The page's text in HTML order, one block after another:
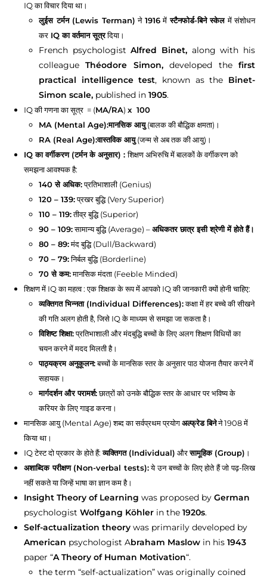
IQ का विचार दिया था।
लुईस टर्मन (Lewis Terman) ने 1916मेंस्टैनफोर्ड-बिने स्केलमें संशोधन
कर IQ का वर्तमान सूत्रदिया।
French psychologistAlfred Binet, along with his
colleagueThéodore Simon,developed thefirst
practical intelligence test, known as the Binet-
Simon scale, published in 1905.
IQ की गणना का सूत्र = (MA/RA) x 100
MA (Mental Age):मानसिक आयु(बालक की बौद्धिक क्षमता)।
RA (Real Age):वास्तविक आयु(जन्म से अब तक की आयु)।
IQ का वर्गीकरण (टर्मन के अनुसार) :शिक्षण अभिरुचि में बालकों के वर्गीकरण को
समझना आवश्यक है:
140 से अधिक:प्रतिभाशाली (Genius)
120 – 139:प्रखर बुद्धि (Very Superior)
110 – 119:तीव्र बुद्धि (Superior)
90 – 109:सामान्य बुद्धि (Average) –अधिकतर छात्र इसी श्रेणी में होते हैं।
80 – 89:मंद बुद्धि (Dull/Backward)
70 – 79:निर्बल बुद्धि (Borderline)
70 से कम:मानसिक मंदता (Feeble Minded)
शिक्षण में IQ का महत्व : एक शिक्षक के रूप में आपको IQ की जानकारी क्यों होनी चाहिए:
व्यक्तिगत भिन्नता (Individual Differences):कक्षा में हर बच्चे की सीखने
की गति अलग होती है, जिसे IQ के माध्यम से समझा जा सकता है।
विशिष्ट शिक्षा:प्रतिभाशाली और मंदबुद्धि बच्चों के लिए अलग शिक्षण विधियों का
चयन करने में मदद मिलती है।
पाठ्यक्रम अनुकूलन:बच्चों के मानसिक स्तर के अनुसार पाठ योजना तैयार करने में
सहायक।
मार्गदर्शन और परामर्श:छात्रों को उनके बौद्धिक स्तर के आधार पर भविष्य के
करियर के लिए गाइड करना।
मानसिक आयु (Mental Age) शब्द का सर्वप्रथम प्रयोगअल्फ्रेड बिनेने 1908 में
किया था।
IQ टेस्ट दो प्रकार के होते हैं:व्यक्तिगत (Individual) औरसामूहिक (Group) ।
अशाब्दिक परीक्षण (Non-verbal tests):ये उन बच्चों के लिए होते हैं जो पढ़-लिख
नहीं सकते या जिन्हें भाषा का ज्ञान कम है।
Insight Theory of Learning was proposed by German
psychologist Wolfgang Köhler in the 1920s.
Self-actualization theory was primarily developed by
American psychologist Abraham Maslow in his 1943
paper “A Theory of Human Motivation“.
the term “self-actualization” was originally coined